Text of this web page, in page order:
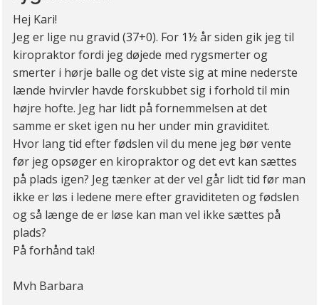
Hej Kari!
Jeg er lige nu gravid (37+0). For 1½ år siden gik jeg til
kiropraktor fordi jeg døjede med rygsmerter og
smerter i hørje balle og det viste sig at mine nederste
lænde hvirvler havde forskubbet sig i forhold til min
højre hofte. Jeg har lidt på fornemmelsen at det
samme er sket igen nu her under min graviditet.
Hvor lang tid efter fødslen vil du mene jeg bør vente
før jeg opsøger en kiropraktor og det evt kan sættes
på plads igen? Jeg tænker at der vel går lidt tid før man
ikke er løs i ledene mere efter graviditeten og fødslen
og så længe de er løse kan man vel ikke sættes på
plads?
På forhånd tak!
Mvh Barbara